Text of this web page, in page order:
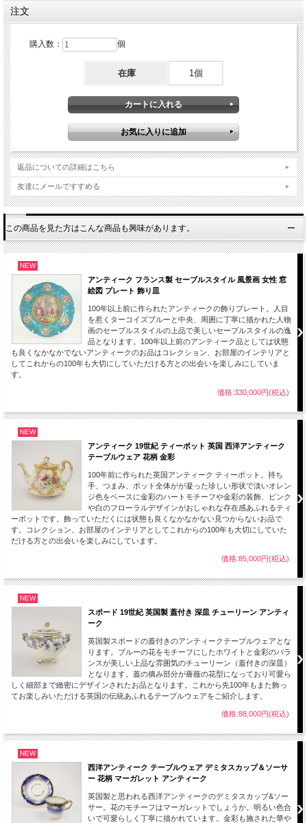
ピンクをベースにしたバラをはじめ多種類の花がモチーフになったエインズレイの
ヴィンテージ ティーカップ＆ソーサー。口元が18角形、下のピンク色のところは
全周に6角形のハニカム形状の特徴ある作品です。エンズレイの中でもかわいらし
い雰囲気ですので女性におすすめです。 花をモチーフにした英国製エインズレイ
の作品となります。
コレクションやインテリアにいかがでしょうか。
カップ
口径：約8.5cm
高さ：約6.cm
直径：約14.1cm
高さ：約2.8cm
【状態】
ソーサーの高台にわずかな欠けがありますがヒビや大きな欠けなどもなくヴィンテ
ージ品としては美品です。
経年使用上、保管上の小キズ、薄汚れ、スレ等は新品（デッドストック品）をのぞ
な穴、色の付着等がある場合がございますのでこちらも古いものをご理解いただき
エインズレイの初期のものは手描きされていますがその後、転写紙と手描きを用い
た数多くの作品がございます。
この作品は後者のものとなります。
日常生活を心豊かにしていくれる上質で素晴らしいデザインの作品をこの機会にコ
レクションにいかがでしょうか。
注文
購入数： 個
在庫 1個
返品についての詳細はこちら
友達にメールですすめる
この商品を見た方はこんな商品も興味があります。
NEW
アンティーク フランス製 セーブルスタイル 風景画 女性 窓
絵図 プレート 飾り皿
100年以上前に作られたアンティークの飾りプレート。人目
を惹くターコイズブルーと中央、周囲に丁寧に描かれた人物
画のセーブルスタイルの上品で美しいセーブルスタイルの逸
品となります。100年以上前のアンティーク品としては状態
も良くなかなかでないアンティークのお品はコレクション、お部屋のインテリアと
してこれからの100年も大切にしていただける方との出会いを楽しみにしていま
す。
価格:330,000円(税込)
NEW
アンティーク 19世紀 ティーポット 英国 西洋アンティーク
テーブルウェア 花柄 金彩
100年前に作られた英国アンティーク ティーポット。持ち
手、つまみ、ポット全体がが凝った珍しい形状で淡いオレン
ジ色をベースに金彩のハートモチーフや金彩の装飾、ピンク
や白のフローラルデザインがおしゃれな存在感あふれるティ
ーポットです。飾っていただくには状態も良くなかなかない見つからないお品で
す。コレクション、お部屋のインテリアとしてこれからの100年も大切にしていた
だける方との出会いを楽しみにしています。
価格:85,000円(税込)
NEW
スポード 19世紀 英国製 蓋付き 深皿 チューリーン アンティ
ーク
英国製スポードの蓋付きのアンティークテーブルウェアとな
ります。ブルーの花をモチーフにしたホワイトと金彩のバラ
ンスが美しい上品な雰囲気のチューリーン（蓋付きの深皿）
となります。蓋の摘み部分が薔薇の花型になっており可愛ら
しく細部まで緻密にデザインされたお品となります。これから先100年もまた飾っ
てお楽しみいただける英国の伝統あふれるテーブルウェアをご紹介します。
価格:88,000円(税込)
NEW
西洋アンティーク テーブルウェア デミタスカップ＆ソーサ
ー 花柄 マーガレット アンティーク
英国製と思われる西洋アンティークのデミタスカップ&ソー
サー。花のモチーフはマーガレットでしょうか。明るい色合
いで可愛らしく丁寧に描かれています。金彩も施された華や